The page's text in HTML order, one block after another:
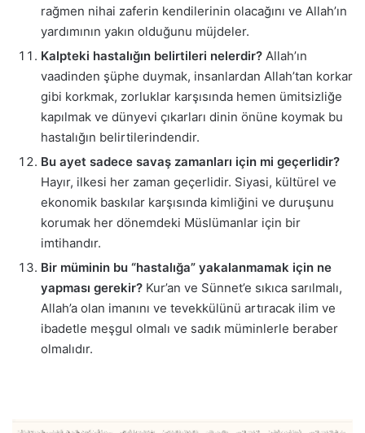
rağmen nihai zaferin kendilerinin olacağını ve Allah’ın
yardımının yakın olduğunu müjdeler.
Kalpteki hastalığın belirtileri nelerdir? Allah’ın
vaadinden şüphe duymak, insanlardan Allah’tan korkar
gibi korkmak, zorluklar karşısında hemen ümitsizliğe
kapılmak ve dünyevi çıkarları dinin önüne koymak bu
hastalığın belirtilerindendir.
Bu ayet sadece savaş zamanları için mi geçerlidir?
Hayır, ilkesi her zaman geçerlidir. Siyasi, kültürel ve
ekonomik baskılar karşısında kimliğini ve duruşunu
korumak her dönemdeki Müslümanlar için bir
imtihandır.
Bir müminin bu “hastalığa” yakalanmamak için ne
yapması gerekir? Kur’an ve Sünnet’e sıkıca sarılmalı,
Allah’a olan imanını ve tevekkülünü artıracak ilim ve
ibadetle meşgul olmalı ve sadık müminlerle beraber
olmalıdır.